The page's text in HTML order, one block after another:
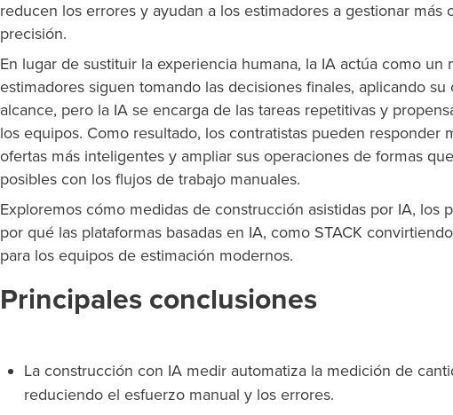
reducen los errores y ayudan a los estimadores a gestionar más
precisión.
En lugar de sustituir la experiencia humana, la IA actúa como un
estimadores siguen tomando las decisiones finales, aplicando
alcance, pero la IA se encarga de las tareas repetitivas y
los equipos. Como resultado, los contratistas pueden responder
ofertas más inteligentes y ampliar sus operaciones de formas
posibles con los flujos de trabajo manuales.
Exploremos cómo medidas de construcción asistidas por IA, los
por qué las plataformas basadas en IA, como STACK
para los equipos de estimación modernos.
Principales conclusiones
La construcción con IA medir automatiza la medición de
reduciendo el esfuerzo manual y los errores.